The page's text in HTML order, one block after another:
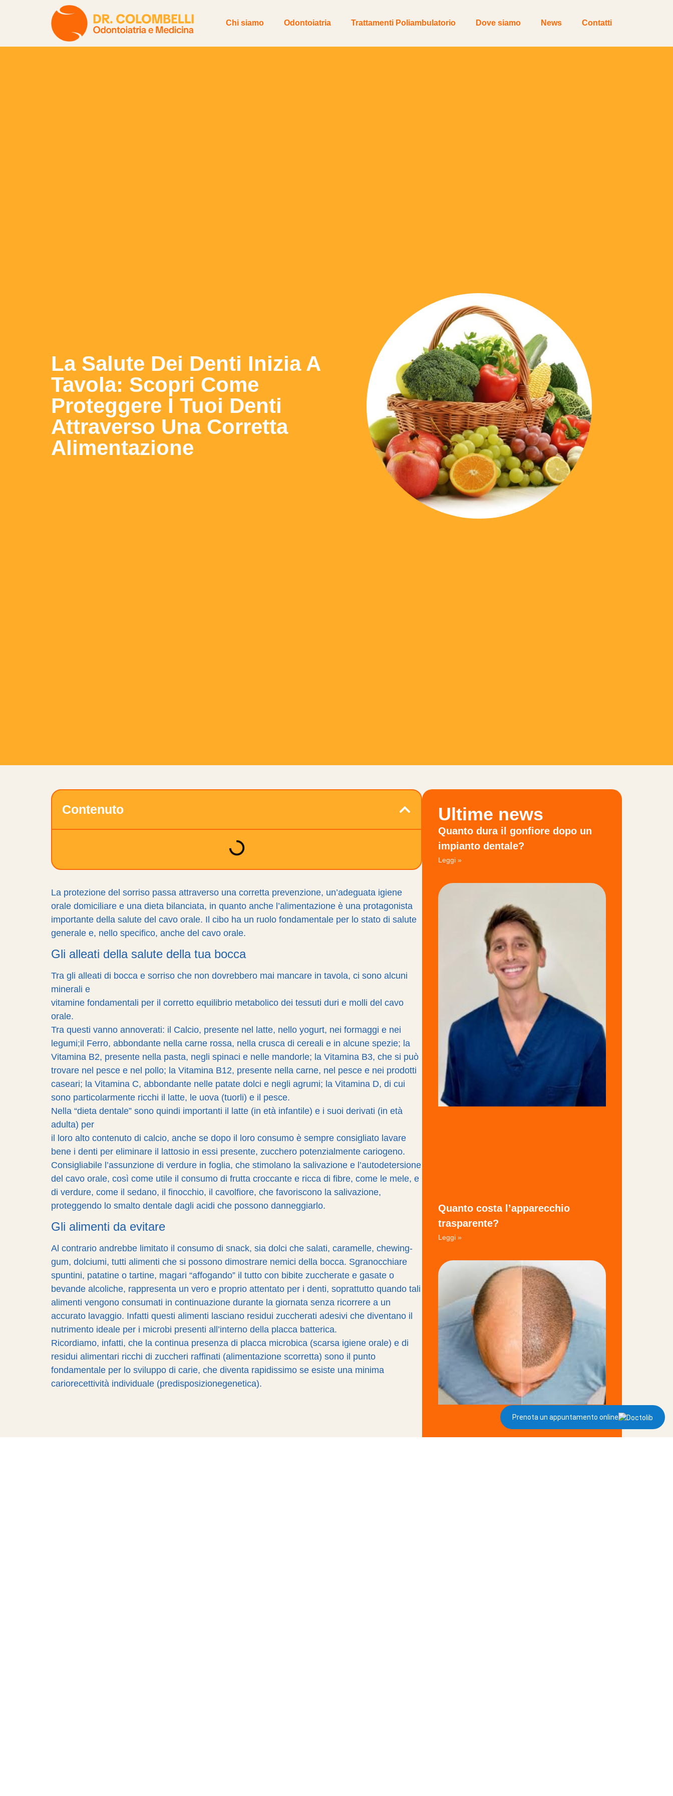
Chi siamo Odontoiatria Trattamenti Poliambulatorio Dove siamo News Contatti
La Salute Dei Denti Inizia A
Tavola: Scopri Come
Proteggere I Tuoi Denti
Attraverso Una Corretta
Alimentazione
Contenuto
La protezione del sorriso passa attraverso una corretta prevenzione, un’adeguata igiene
orale domiciliare e una dieta bilanciata, in quanto anche l’alimentazione è una protagonista
importante della salute del cavo orale. Il cibo ha un ruolo fondamentale per lo stato di salute
generale e, nello specifico, anche del cavo orale.
Gli alleati della salute della tua bocca
Tra gli alleati di bocca e sorriso che non dovrebbero mai mancare in tavola, ci sono alcuni
minerali e
vitamine fondamentali per il corretto equilibrio metabolico dei tessuti duri e molli del cavo
orale.
Tra questi vanno annoverati: il Calcio, presente nel latte, nello yogurt, nei formaggi e nei
legumi;il Ferro, abbondante nella carne rossa, nella crusca di cereali e in alcune spezie; la
Vitamina B2, presente nella pasta, negli spinaci e nelle mandorle; la Vitamina B3, che si può
trovare nel pesce e nel pollo; la Vitamina B12, presente nella carne, nel pesce e nei prodotti
caseari; la Vitamina C, abbondante nelle patate dolci e negli agrumi; la Vitamina D, di cui
sono particolarmente ricchi il latte, le uova (tuorli) e il pesce.
Nella “dieta dentale” sono quindi importanti il latte (in età infantile) e i suoi derivati (in età
adulta) per
il loro alto contenuto di calcio, anche se dopo il loro consumo è sempre consigliato lavare
bene i denti per eliminare il lattosio in essi presente, zucchero potenzialmente cariogeno.
Consigliabile l’assunzione di verdure in foglia, che stimolano la salivazione e l’autodetersione
del cavo orale, così come utile il consumo di frutta croccante e ricca di fibre, come le mele, e
di verdure, come il sedano, il finocchio, il cavolfiore, che favoriscono la salivazione,
proteggendo lo smalto dentale dagli acidi che possono danneggiarlo.
Gli alimenti da evitare
Al contrario andrebbe limitato il consumo di snack, sia dolci che salati, caramelle, chewing-
gum, dolciumi, tutti alimenti che si possono dimostrare nemici della bocca. Sgranocchiare
spuntini, patatine o tartine, magari “affogando” il tutto con bibite zuccherate e gasate o
bevande alcoliche, rappresenta un vero e proprio attentato per i denti, soprattutto quando tali
alimenti vengono consumati in continuazione durante la giornata senza ricorrere a un
accurato lavaggio. Infatti questi alimenti lasciano residui zuccherati adesivi che diventano il
nutrimento ideale per i microbi presenti all’interno della placca batterica.
Ricordiamo, infatti, che la continua presenza di placca microbica (scarsa igiene orale) e di
residui alimentari ricchi di zuccheri raffinati (alimentazione scorretta) sono il punto
fondamentale per lo sviluppo di carie, che diventa rapidissimo se esiste una minima
cariorecettività individuale (predisposizionegenetica).
Ultime news
Quanto dura il gonfiore dopo un
impianto dentale?
Leggi »
Quanto costa l’apparecchio
trasparente?
Leggi »
Prenota un appuntamento online